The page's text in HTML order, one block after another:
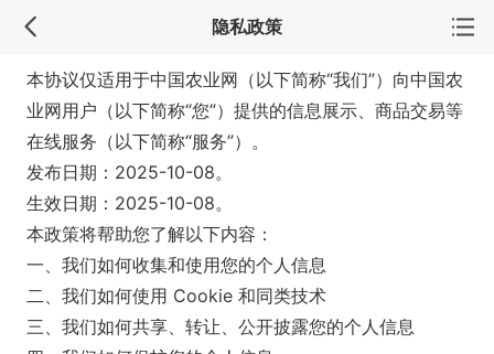
隐私政策
本协议仅适用于中国农业网（以下简称“我们”）向中国农
业网用户（以下简称“您”）提供的信息展示、商品交易等
在线服务（以下简称“服务”）。
发布日期：2025-10-08。
生效日期：2025-10-08。
本政策将帮助您了解以下内容：
一、我们如何收集和使用您的个人信息
二、我们如何使用 Cookie 和同类技术
三、我们如何共享、转让、公开披露您的个人信息